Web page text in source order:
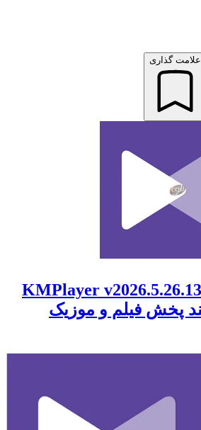
علامت گذاری
دانلود کا ام پلیر KMPlayer v2026.5.26.13
پخش فیلم و موزیک